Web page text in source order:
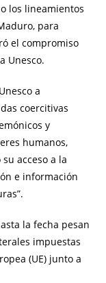
los lineamientos
para
el compromiso
Unesco.
a
coercitivas
y
humanos,
acceso a la
e información
la fecha pesan
impuestas
(UE) junto a